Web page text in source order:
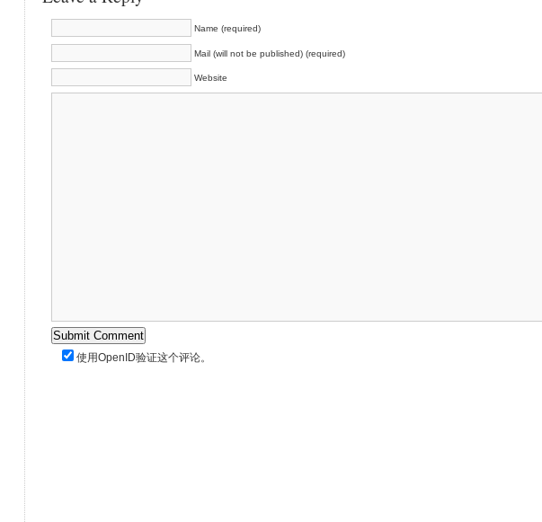
Name (required)
Mail (will not be published) (required)
Website
使用OpenID验证这个评论。